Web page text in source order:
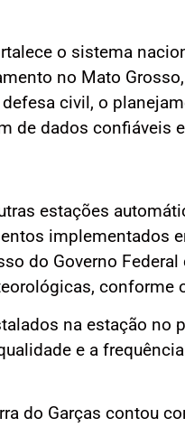
o sistema
no Mato
civil, o
de dados confiáveis
estações
implementados
do Governo
conforme
na estação no
e a
do Garças contou